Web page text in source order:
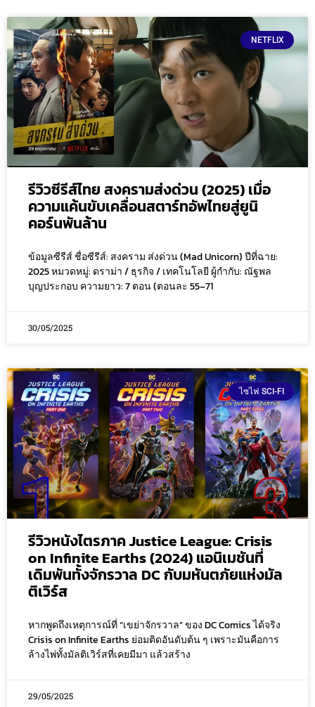
NETFLIX
รีวิวซีรีส์ไทย สงครามส่งด่วน (2025) เมื่อ
ความแค้นขับเคลื่อนสตาร์ทอัพไทยสู่ยูนิ
คอร์นพันล้าน
ข้อมูลซีรีส์ ชื่อซีรีส์: สงคราม ส่งด่วน (Mad Unicorn) ปีที่ฉาย:
2025 หมวดหมู่: ดราม่า / ธุรกิจ / เทคโนโลยี ผู้กำกับ: ณัฐพล
บุญประกอบ ความยาว: 7 ตอน (ตอนละ 55–71
30/05/2025
ไซไฟ SCI-FI
รีวิวหนังไตรภาค Justice League: Crisis
on Infinite Earths (2024) แอนิเมชันที่
เดิมพันทั้งจักรวาล DC กับมหันตภัยแห่งมัล
ติเวิร์ส
หากพูดถึงเหตุการณ์ที่ “เขย่าจักรวาล” ของ DC Comics ได้จริง
Crisis on Infinite Earths ย่อมติดอันดับต้น ๆ เพราะมันคือการ
ล้างไพ่ทั้งมัลติเวิร์สที่เคยมีมา แล้วสร้าง
29/05/2025